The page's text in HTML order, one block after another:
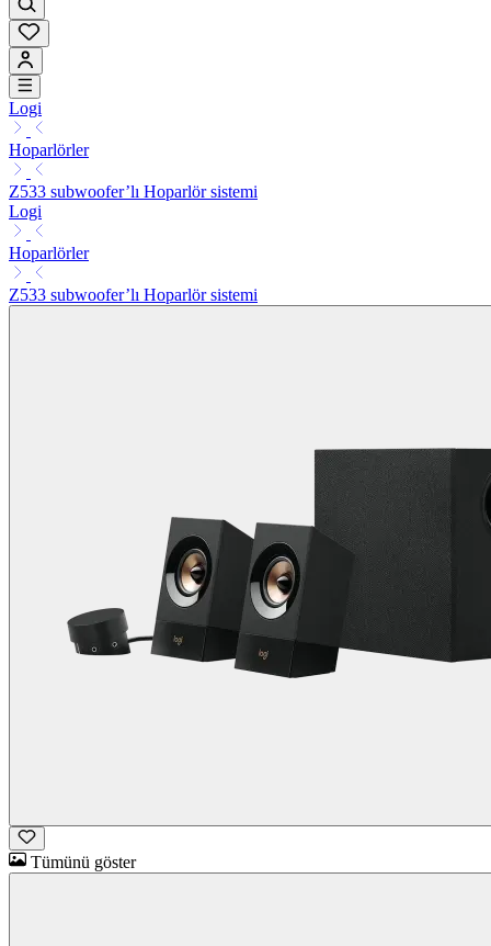
Logi
Hoparlörler
Z533 subwoofer’lı Hoparlör sistemi
Logi
Hoparlörler
Z533 subwoofer’lı Hoparlör sistemi
Tümünü göster